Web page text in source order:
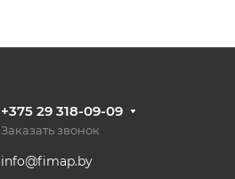
+375 29 318-09-09
Заказать звонок
info@fimap.by